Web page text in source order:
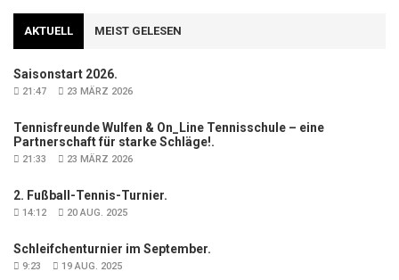
AKTUELL MEIST GELESEN
Saisonstart 2026.
21:47 23 MÄRZ 2026
Tennisfreunde Wulfen & On_Line Tennisschule – eine
Partnerschaft für starke Schläge!.
21:33 23 MÄRZ 2026
2. Fußball-Tennis-Turnier.
14:12 20 AUG. 2025
Schleifchenturnier im September.
9:23 19 AUG. 2025